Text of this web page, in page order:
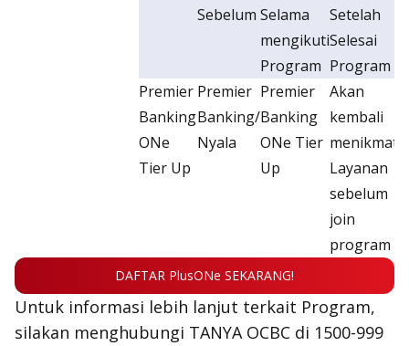
Sebelum Selama
mengikuti
Program
Setelah
Selesai
Program
Premier
Banking
ONe
Tier Up
Premier
Banking/
Nyala
Premier
Banking
ONe Tier
Up
Akan
kembali
menikmati
Layanan
sebelum
join
program
DAFTAR PlusONe SEKARANG!
Untuk informasi lebih lanjut terkait Program,
silakan menghubungi TANYA OCBC di 1500-999